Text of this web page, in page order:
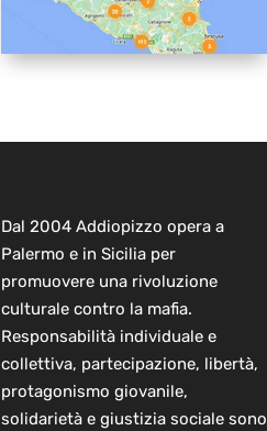
Dal 2004 Addiopizzo opera a
Palermo e in Sicilia per
promuovere una rivoluzione
culturale contro la mafia.
Responsabilità individuale e
collettiva, partecipazione, libertà,
protagonismo giovanile,
solidarietà e giustizia sociale sono